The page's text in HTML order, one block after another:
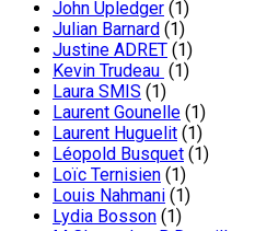
John Upledger (1)
Julian Barnard (1)
Justine ADRET (1)
Kevin Trudeau (1)
Laura SMIS (1)
Laurent Gounelle (1)
Laurent Huguelit (1)
Léopold Busquet (1)
Loïc Ternisien (1)
Louis Nahmani (1)
Lydia Bosson (1)